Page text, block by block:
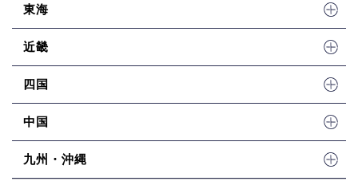
東海
近畿
四国
中国
九州・沖縄